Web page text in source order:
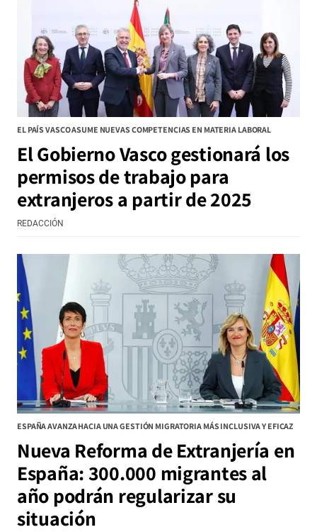
EL PAÍS VASCO ASUME NUEVAS COMPETENCIAS EN MATERIA LABORAL
El Gobierno Vasco gestionará los
permisos de trabajo para
extranjeros a partir de 2025
REDACCIÓN
ESPAÑA AVANZA HACIA UNA GESTIÓN MIGRATORIA MÁS INCLUSIVA Y EFICAZ
Nueva Reforma de Extranjería en
España: 300.000 migrantes al
año podrán regularizar su
situación